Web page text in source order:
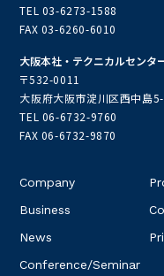
12:00 開始 13:00
場所
福岡国際会議場 2F
〒812-0032 福岡県
TEL 03-6273-1588
FAX 03-6260-6010
大阪本社・テクニカルセンタ
〒532-0011
大阪府大阪市淀川区西中島
TEL 06-6732-9760
FAX 06-6732-9870
Company
Business
News
Conference/Seminar